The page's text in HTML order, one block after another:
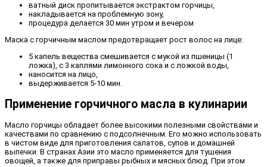
ватный диск пропитывается экстрактом горчицы,
накладывается на проблемную зону,
процедура делается 30 мин утром и вечером.
Маска с горчичным маслом предотвращает рост волос на лице:
5 капель вещества смешивается с мукой из пшеницы (1
ложка), с 3 каплями лимонного сока и с ложкой воды,
наносится на лицо,
выдерживается 5-10 мин.
Применение горчичного масла в кулинарии
Масло горчицы обладает более высокими полезными свойствами и
качествами по сравнению с подсолнечным. Его можно использовать
в чистом виде для приготовления салатов, супов и домашней
выпечки. В странах Азии это масло применяется для тушения
овощей, а также для приправы рыбных и мясных блюд. При этом